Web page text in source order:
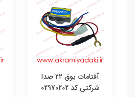
آفتامات بوق ۲۲ صدا
شرکتی کد 02970202